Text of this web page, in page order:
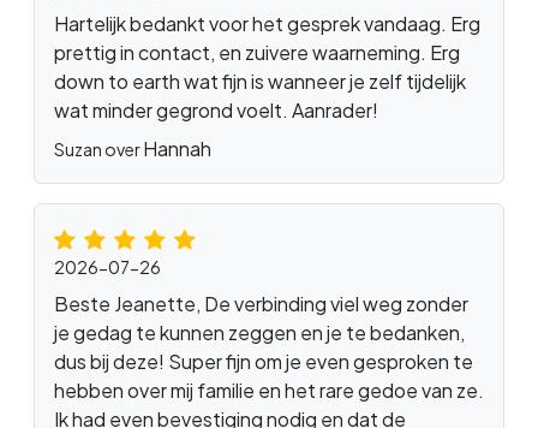
Hartelijk bedankt voor het gesprek vandaag. Erg
prettig in contact, en zuivere waarneming. Erg
down to earth wat fijn is wanneer je zelf tijdelijk
wat minder gegrond voelt. Aanrader!
Suzan overHannah
2026-07-26
Beste Jeanette, De verbinding viel weg zonder
je gedag te kunnen zeggen en je te bedanken,
dus bij deze! Super fijn om je even gesproken te
hebben over mij familie en het rare gedoe van ze.
Ik had even bevestiging nodig en dat de